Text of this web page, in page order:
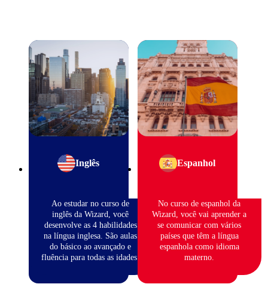
Inglês
Ao estudar no curso de
inglês da Wizard, você
desenvolve as 4 habilidades
na língua inglesa. São aulas
do básico ao avançado e
fluência para todas as idades.
Espanhol
No curso de espanhol da
Wizard, você vai aprender a
se comunicar com vários
países que têm a língua
espanhola como idioma
materno.